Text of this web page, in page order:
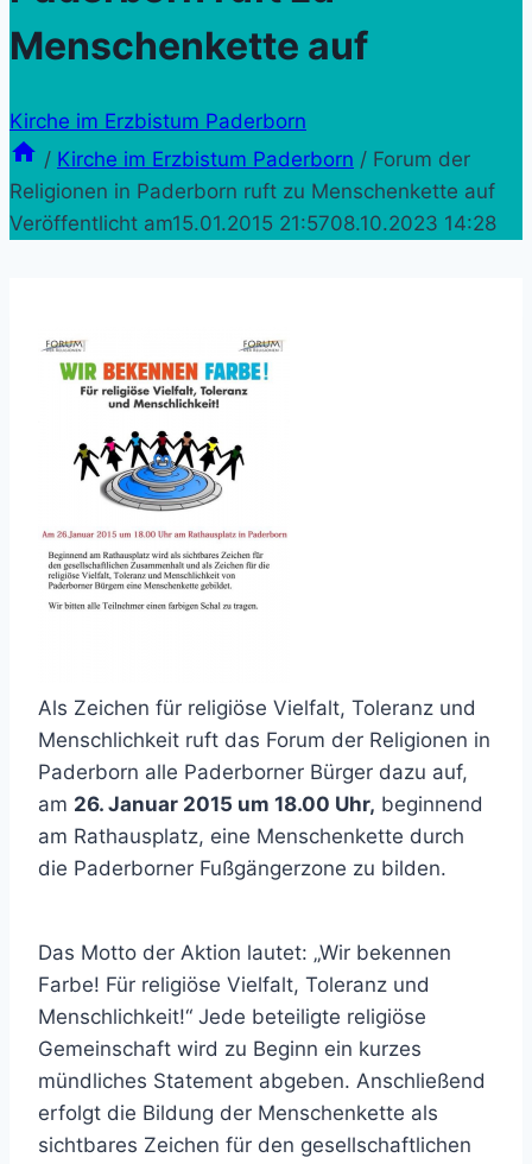
Menschenkette auf
Kirche im Erzbistum Paderborn
/ Kirche im Erzbistum Paderborn / Forum der
Religionen in Paderborn ruft zu Menschenkette auf
Veröffentlicht am15.01.2015 21:5708.10.2023 14:28
Als Zeichen für religiöse Vielfalt, Toleranz und
Menschlichkeit ruft das Forum der Religionen in
Paderborn alle Paderborner Bürger dazu auf,
am 26. Januar 2015 um 18.00 Uhr, beginnend
am Rathausplatz, eine Menschenkette durch
die Paderborner Fußgängerzone zu bilden.
Das Motto der Aktion lautet: „Wir bekennen
Farbe! Für religiöse Vielfalt, Toleranz und
Menschlichkeit!“ Jede beteiligte religiöse
Gemeinschaft wird zu Beginn ein kurzes
mündliches Statement abgeben. Anschließend
erfolgt die Bildung der Menschenkette als
sichtbares Zeichen für den gesellschaftlichen